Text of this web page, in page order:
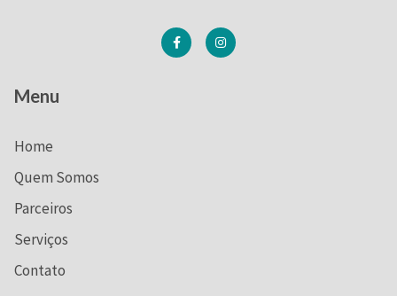
Menu
Home
Quem Somos
Parceiros
Serviços
Contato